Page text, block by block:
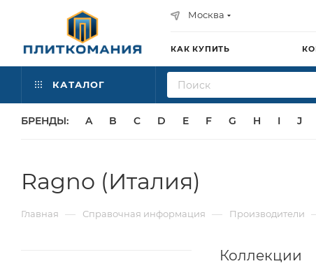
Москва
КАК КУПИТЬ
КАТАЛОГ
БРЕНДЫ: A B C D E F G H I J
Ragno (Италия)
Главная — Справочная информация — Производители
Коллекции